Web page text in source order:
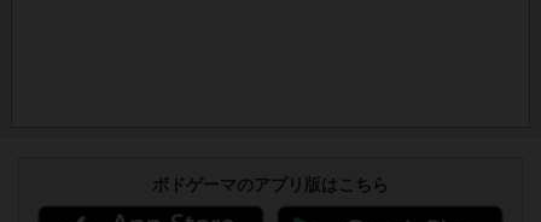
ボドゲーマのアプリ版はこちら